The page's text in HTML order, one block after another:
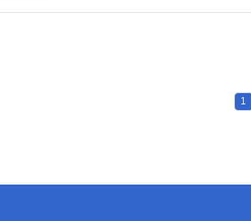
1